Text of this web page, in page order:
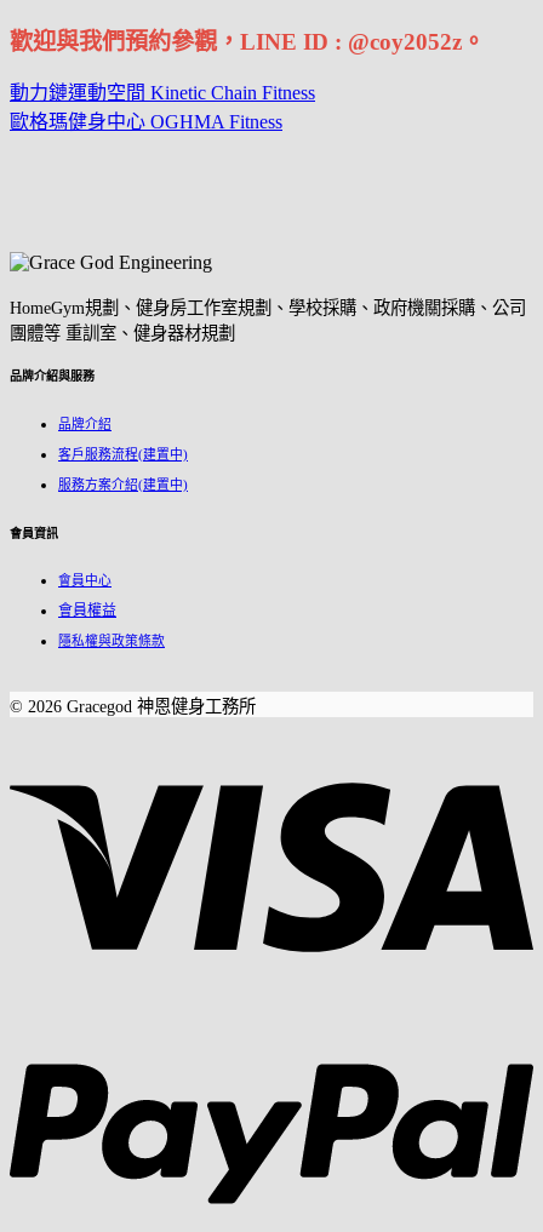
歡迎與我們預約參觀，LINE ID : @coy2052z。
動力鏈運動空間 Kinetic Chain Fitness
歐格瑪健身中心 OGHMA Fitness
HomeGym規劃、健身房工作室規劃、學校採購、政府機關採購、公司
團體等 重訓室、健身器材規劃
品牌介紹與服務
品牌介紹
客戶服務流程(建置中)
服務方案介紹(建置中)
會員資訊
會員中心
會員權益
隱私權與政策條款
© 2026 Gracegod 神恩健身工務所